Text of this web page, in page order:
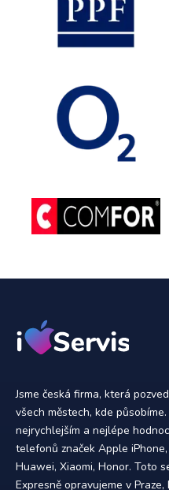
Jsme česká firma, která
všech městech, kde
nejrychlejším a nejlépe
telefonů značek Apple
Huawei, Xiaomi, Honor. Toto
Expresně opravujeme v